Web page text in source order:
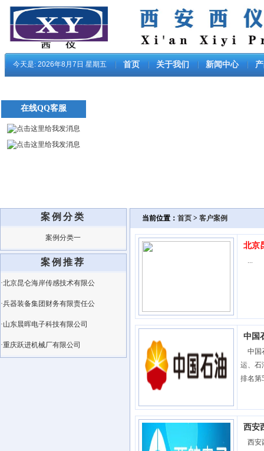
今天是: 2026年8月7日 星期五 首页 关于我们 新闻中心
案例分类
案例分类一
案例推荐
·北京昆仑海岸传感技术有限公
·兵器装备集团财务有限责任公
·山东晨晖电子科技有限公司
·重庆跃进机械厂有限公司
当前位置： 首页 > 客户案例
北京
...
中国
中国
运、石
排名第
西安
西安
在线QQ客服